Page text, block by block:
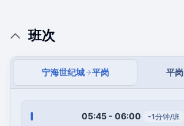
班次
宁海世纪城 平岗 平岗
05:45 - 06:00 -1分钟/班